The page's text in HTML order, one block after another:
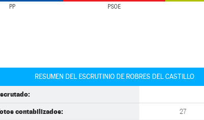
PP PSOE
RESUMEN DEL ESCRUTINIO DE ROBRES DEL CASTILLO
contabilizados: 27